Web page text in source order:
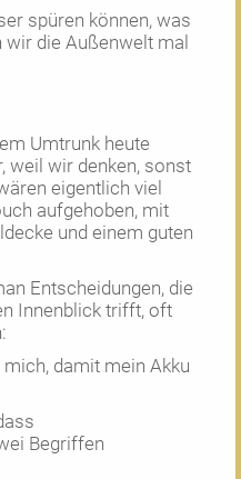
spüren können, was
die Außenwelt mal
Umtrunk heute
weil wir denken, sonst
eigentlich viel
aufgehoben, mit
und einem guten
Entscheidungen, die
Innenblick trifft, oft
damit mein Akku
Begriffen